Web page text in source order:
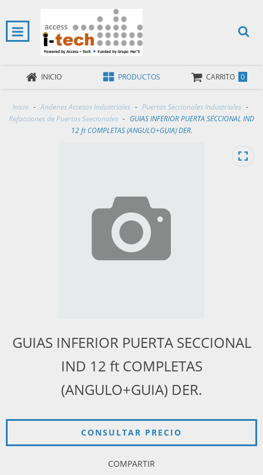
INICIO PRODUCTOS CARRITO 0
Inicio - Andenes Accesos Industriales - Puertas Seccionales Industriales -
Refacciones de Puertas Seecionales - GUIAS INFERIOR PUERTA SECCIONAL IND
12 ft COMPLETAS (ANGULO+GUIA) DER.
GUIAS INFERIOR PUERTA SECCIONAL
IND 12 ft COMPLETAS
(ANGULO+GUIA) DER.
COMPARTIR